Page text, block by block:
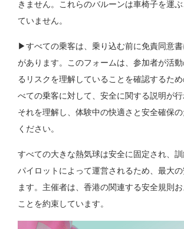
きません。これらのバルーンは車椅子を運
ていません。
▶︎すべての乗客は、乗り込む前に免責同意
があります。このフォームは、参加者が活
るリスクを理解していることを確認するた
べての乗客に対して、安全に関する説明が行
それを理解し、体験中の快適さと安全確保
ください。
すべての大きな熱気球は安全に固定され、
パイロットによって運営されるため、最大
ます。主催者は、香港の関連する安全規則
ことを約束しています。